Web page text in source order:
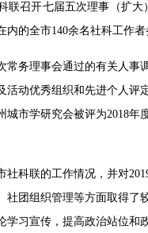
联召开七届五次理事（扩
的全市140余名社科工作者
常务理事会通过的有关人事
活动优秀组织和先进个人
城市学研究会被评为2018
社科联的工作情况，并对
社团组织管理等方面取得了
学习宣传，提高政治站位